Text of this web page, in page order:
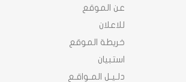
عن الموقع
للاعلان
خريطة الموقع
استبيان
دلـيـل المـواقـع